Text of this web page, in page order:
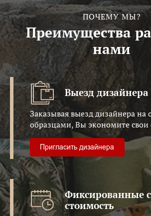
ПОЧЕМУ МЫ?
Преимущества
нами
Выезд дизайнера
Заказывая выезд дизайнера на
образцами, Вы экономите
Фиксированные
стоимость